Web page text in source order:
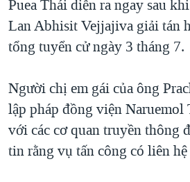
Puea Thái diễn ra ngay sau
Lan Abhisit Vejjajiva giải tán
tổng tuyển cử ngày 3 tháng 7.
Người chị em gái của ông
lập pháp đồng viện Naruemol
với các cơ quan truyền thông
tin rằng vụ tấn công có liên